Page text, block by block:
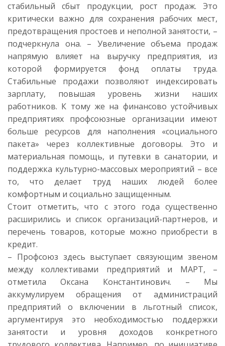
стабильный сбыт продукции, рост продаж. Это
критически важно для сохранения рабочих мест,
предотвращения простоев и неполной занятости, –
подчеркнула она. – Увеличение объема продаж
напрямую влияет на выручку предприятия, из
которой формируется фонд оплаты труда.
Стабильные продажи позволяют индексировать
зарплату, повышая уровень жизни наших
работников. К тому же на финансово устойчивых
предприятиях профсоюзные организации имеют
больше ресурсов для наполнения «социального
пакета» через коллективные договоры. Это и
материальная помощь, и путевки в санатории, и
поддержка культурно-массовых мероприятий – все
то, что делает труд наших людей более
комфортным и социально защищенным.
Стоит отметить, что с этого года существенно
расширились и список организаций-партнеров, и
перечень товаров, которые можно приобрести в
кредит.
– Профсоюз здесь выступает связующим звеном
между коллективами предприятий и МАРТ, –
отметила Оксана Константинович. – Мы
аккумулируем обращения от администраций
предприятий о включении в льготный список,
аргументируя это необходимостью поддержки
занятости и уровня доходов конкретного